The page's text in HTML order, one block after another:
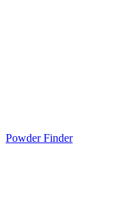
Powder Finder